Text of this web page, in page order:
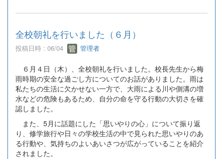
全校朝礼を行いました（６月）
投稿日時 : 06/04 管理者
６月４日（木）、全校朝礼を行いました。校長先生から梅
雨時期の安全な過ごし方についてのお話がありました。雨は
私たちの生活に欠かせない一方で、大雨による川や側溝の増
水などの危険もあるため、自分の命を守る行動の大切さを確
認しました。
また、5月に話題にした「思いやりの心」について振り返
り、修学旅行や日々の学校生活の中で見られた思いやりのあ
る行動や、気持ちのよいあいさつが広がっていることを紹介
されました。